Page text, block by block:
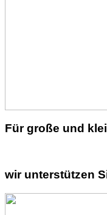
Für große und
wir unterstützen